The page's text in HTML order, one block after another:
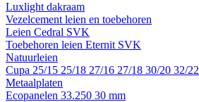
Luxlight dakraam
Vezelcement leien en toebehoren
Leien Cedral SVK
Toebehoren leien Eternit SVK
Natuurleien
Cupa 25/15 25/18 27/16 27/18 30/20 32/22
Metaalplaten
Ecopanelen 33.250 30 mm